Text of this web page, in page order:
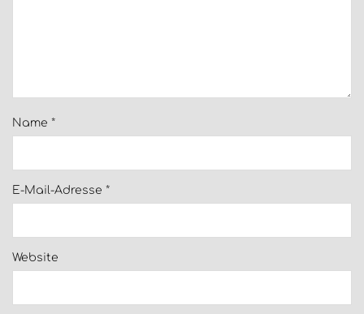
Name *
E-Mail-Adresse *
Website